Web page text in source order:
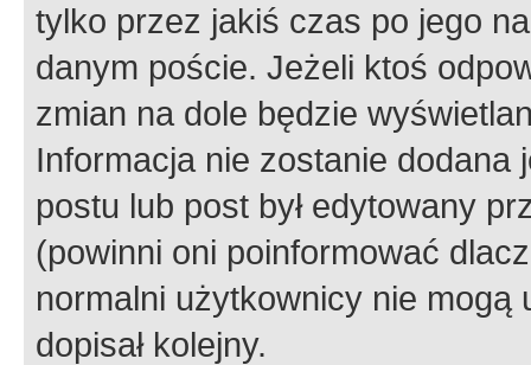
tylko przez jakiś czas po jego
danym poście. Jeżeli ktoś
zmian na dole będzie
Informacja nie zostanie dodana
postu lub post był edytowany
(powinni oni poinformować
normalni użytkownicy nie
dopisał kolejny.